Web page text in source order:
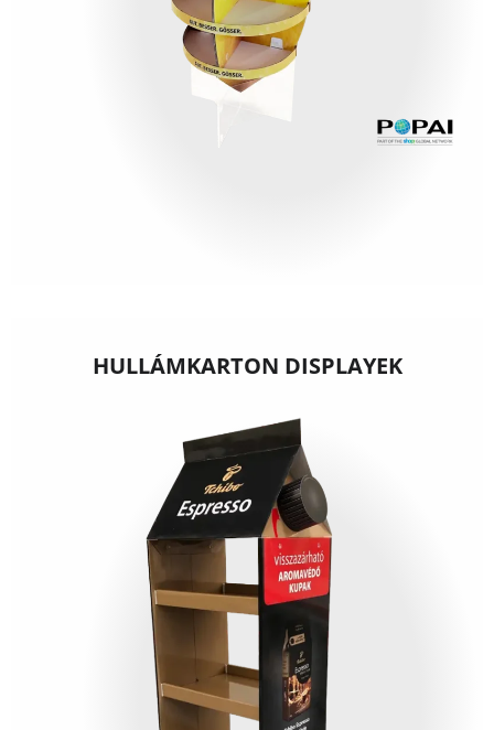
HULLÁMKARTON DISPLAYEK